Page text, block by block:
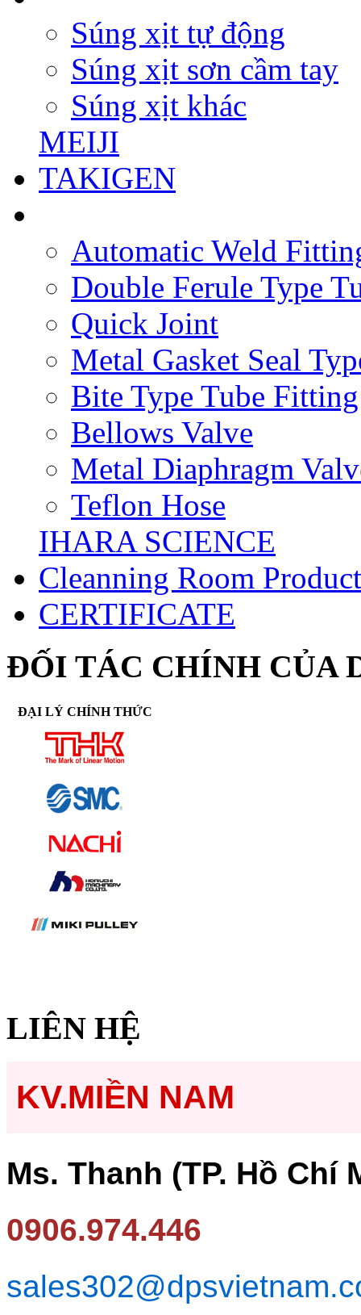
Súng xịt tự động
Súng xịt sơn cầm tay
Súng xịt khác
MEIJI
TAKIGEN
Automatic Weld
Double Ferule Type
Quick Joint
Metal Gasket Seal
Bite Type Tube Fitting
Bellows Valve
Metal Diaphragm
Teflon Hose
IHARA SCIENCE
Cleanning Room
CERTIFICATE
ĐỐI TÁC CHÍNH CỦA
ĐẠI LÝ CHÍNH THỨC
LIÊN HỆ
KV.MIỀN NAM
Ms. Thanh (TP. Hồ Chí
0906.974.446